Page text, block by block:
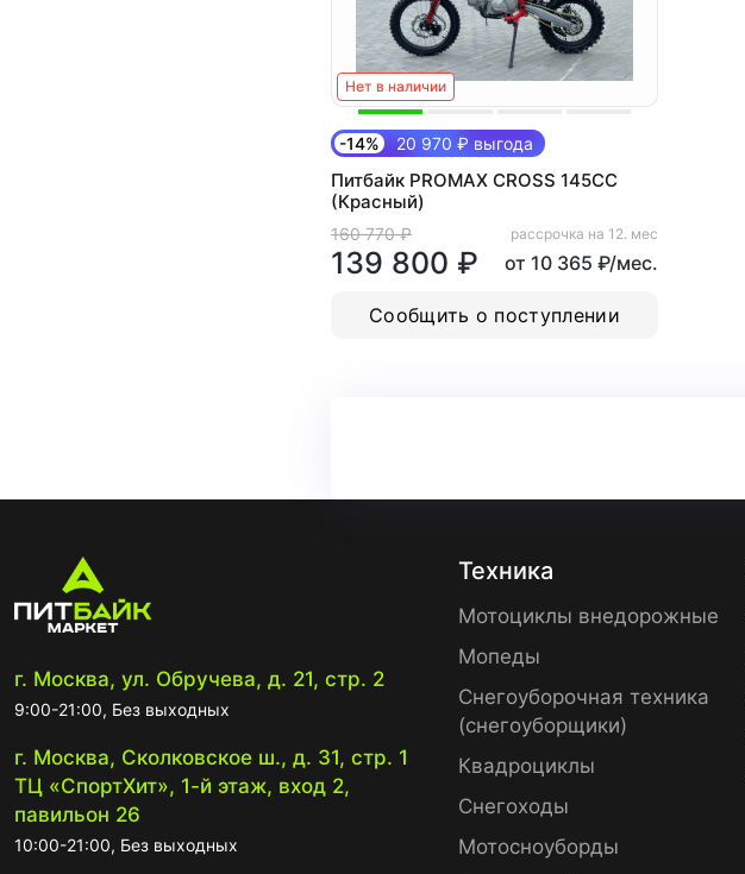
Нет в наличии
-14% 20 970 ₽ выгода
Питбайк PROMAX CROSS 145CC
(Красный)
160 770 ₽
139 800 ₽
рассрочка на 12. мес
от 10 365 ₽/мес.
Сообщить о поступлении
г. Москва, ул. Обручева, д. 21, стр. 2
9:00-21:00, Без выходных
г. Москва, Сколковское ш., д. 31, стр. 1
ТЦ «СпортХит», 1-й этаж, вход 2,
павильон 26
10:00-21:00, Без выходных
Техника
Мотоциклы внедорожные
Мопеды
Снегоуборочная техника
(снегоуборщики)
Квадроциклы
Снегоходы
Мотосноуборды